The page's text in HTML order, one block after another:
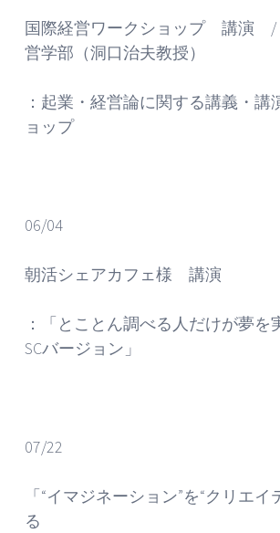
国際経営ワークショップ 講演
営学部（洞口治夫教授）
：起業・経営論に関する講義・講
ョップ
06/04
朝活シェアカフェ様 講演
：「とことん調べる人だけが夢を
SCバージョン」
07/22
「“イマジネーション”を“クリエイ
る